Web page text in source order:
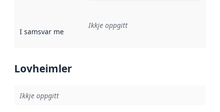
I samsvar med Referanse til ei implementeringsregel eller
Ikkje oppgitt
Lovheimler
Ikkje oppgitt